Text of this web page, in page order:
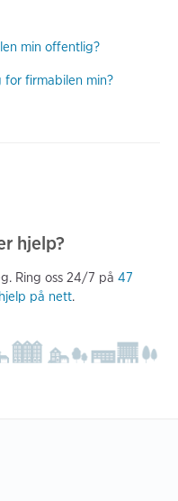
min offentlig?
firmabilen min?
hjelp?
Ring oss 24/7 på 47
på nett.